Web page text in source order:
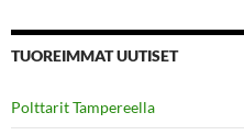
TUOREIMMAT UUTISET
Polttarit Tampereella